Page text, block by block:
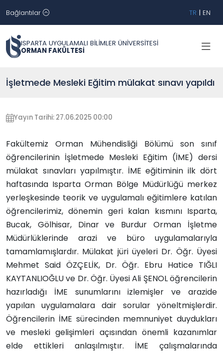
Bağlantılar TR | EN
ISPARTA UYGULAMALI BİLİMLER ÜNİVERSİTESİ
ORMAN FAKÜLTESİ
İşletmede Mesleki Eğitim mülakat sınavı yapıldı
Yayın Tarihi: 27.06.2025 00:00
Fakültemiz Orman Mühendisliği Bölümü son sınıf
öğrencilerinin İşletmede Mesleki Eğitim (İME) dersi
mülakat sınavları yapılmıştır. İME eğitiminin ilk dört
haftasında Isparta Orman Bölge Müdürlüğü merkez
yerleşkesinde teorik ve uygulamalı eğitimlere katılan
öğrencilerimiz, dönemin geri kalan kısmını Isparta,
Bucak, Gölhisar, Dinar ve Burdur Orman İşletme
Müdürlüklerinde arazi ve büro uygulamalarıyla
tamamlamışlardır. Mülakat jüri üyeleri Dr. Öğr. Üyesi
Mehmet Said ÖZÇELİK, Dr. Öğr. Ebru Hatice TIĞLI
KAYTANLIOĞLU ve Dr. Öğr. Üyesi Ali ŞENOL öğrencilerin
hazırladığı İME sunumlarını izlemişler ve arazide
yapılan uygulamalara dair sorular yöneltmişlerdir.
Öğrencilerin İME sürecinden memnuniyet duydukları
ve mesleki gelişimleri açısından önemli kazanımlar
elde ettikleri anlaşılmıştır. İME çalışmalarında